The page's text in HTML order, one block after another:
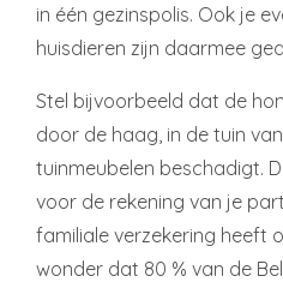
in één gezinspolis. Ook je
huisdieren zijn daarmee
Stel bijvoorbeeld dat de
door de haag, in de tuin
tuinmeubelen beschadigt.
voor de rekening van je
familiale verzekering heeft
wonder dat 80 % van de